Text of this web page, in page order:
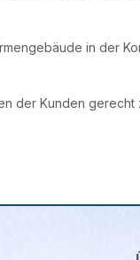
in der
der Kunden